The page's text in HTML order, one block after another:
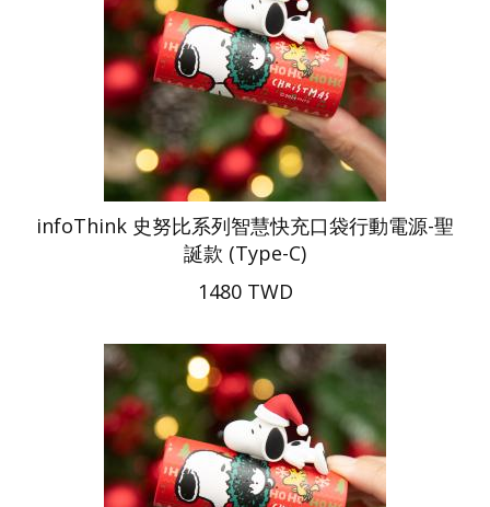
infoThink 史努比系列智慧快充口袋行動電源-聖
誕款 (Type-C)
1480 TWD